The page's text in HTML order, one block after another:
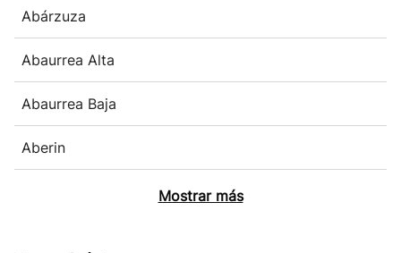
Abárzuza
Abaurrea Alta
Abaurrea Baja
Aberin
Mostrar más